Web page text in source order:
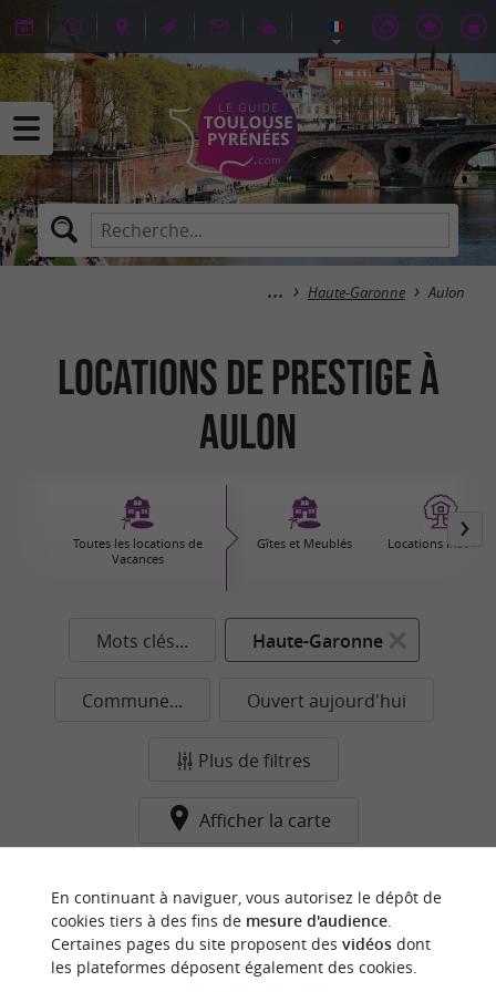
Haute-Garonne Aulon
Locations de Prestige à
Aulon
Toutes les locations de
Vacances
Gîtes et Meublés Locations Insolites
Mots clés... Haute-Garonne
Commune... Ouvert aujourd'hui
Plus de filtres
Afficher la carte
commune pour le moment...
En continuant à naviguer, vous autorisez le dépôt de
cookies tiers à des fins de mesure d'audience.
Certaines pages du site proposent des vidéosdont
les plateformes déposent également des cookies.